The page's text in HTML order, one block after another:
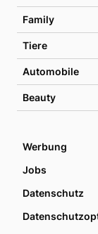
Family
Tiere
Automobile
Beauty
Werbung
Jobs
Datenschutz